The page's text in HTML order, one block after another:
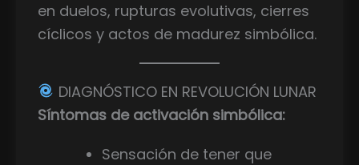
en duelos, rupturas evolutivas, cierres
cíclicos y actos de madurez simbólica.
DIAGNÓSTICO EN REVOLUCIÓN LUNAR
Síntomas de activación simbólica:
Sensación de tener que